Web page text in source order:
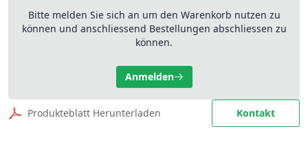
Bitte melden Sie sich an um den Warenkorb nutzen zu
können und anschliessend Bestellungen abschliessen zu
können.
Anmelden
Produkteblatt Herunterladen Kontakt